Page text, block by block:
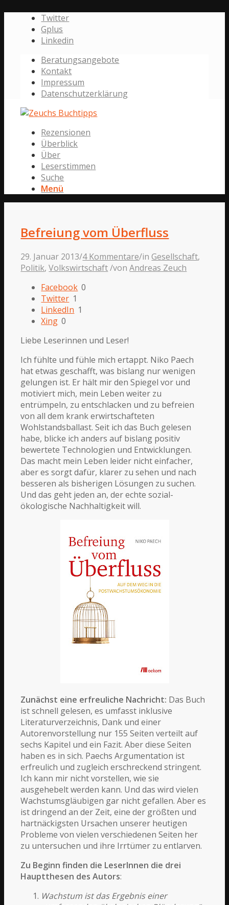
Twitter
Gplus
Linkedin
Beratungsangebote
Kontakt
Impressum
Datenschutzerklärung
Rezensionen
Überblick
Über
Leserstimmen
Suche
Menü
Befreiung vom Überfluss
29. Januar 2013/4 Kommentare/inGesellschaft,
Politik,Volkswirtschaft /vonAndreas Zeuch
Facebook 0
Twitter 1
LinkedIn 1
Xing 0
Liebe Leserinnen und Leser!
Ich fühlte und fühle mich ertappt. Niko Paech
hat etwas geschafft, was bislang nur wenigen
gelungen ist. Er hält mir den Spiegel vor und
motiviert mich, mein Leben weiter zu
entrümpeln, zu entschlacken und zu befreien
von all dem krank erwirtschafteten
Wohlstandsballast. Seit ich das Buch gelesen
habe, blicke ich anders auf bislang positiv
bewertete Technologien und Entwicklungen.
Das macht mein Leben leider nicht einfacher,
aber es sorgt dafür, klarer zu sehen und nach
besseren als bisherigen Lösungen zu suchen.
Und das geht jeden an, der echte sozial-
ökologische Nachhaltigkeit will.
Zunächst eine erfreuliche Nachricht: Das Buch
ist schnell gelesen, es umfasst inklusive
Literaturverzeichnis, Dank und einer
Autorenvorstellung nur 155 Seiten verteilt auf
sechs Kapitel und ein Fazit. Aber diese Seiten
haben es in sich. Paechs Argumentation ist
erfreulich und zugleich erschreckend stringent.
Ich kann mir nicht vorstellen, wie sie
ausgehebelt werden kann. Und das wird vielen
Wachstumsgläubigen gar nicht gefallen. Aber es
ist dringend an der Zeit, eine der größten und
hartnäckigsten Ursachen unserer heutigen
Probleme von vielen verschiedenen Seiten her
zu untersuchen und ihre Irrtümer zu entlarven.
Zu Beginn finden die LeserInnen die drei
Hauptthesen des Autors:
Wachstum ist das Ergebnis einer